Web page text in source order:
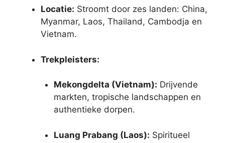
Locatie: Stroomt door zes landen: China,
Myanmar, Laos, Thailand, Cambodja en
Vietnam.
Trekpleisters:
Mekongdelta (Vietnam): Drijvende
markten, tropische landschappen en
authentieke dorpen.
Luang Prabang (Laos): Spiritueel